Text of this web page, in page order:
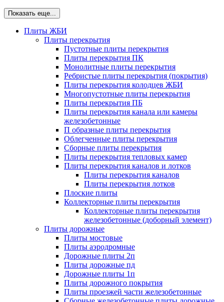
Показать еще...
Плиты ЖБИ
Плиты перекрытия
Пустотные плиты перекрытия
Плиты перекрытия ПК
Монолитные плиты перекрытия
Ребристые плиты перекрытия (покрытия)
Плиты перекрытия колодцев ЖБИ
Многопустотные плиты перекрытия
Плиты перекрытия ПБ
Плиты перекрытия канала или камеры
железобетонные
П образные плиты перекрытия
Облегченные плиты перекрытия
Сборные плиты перекрытия
Плиты перекрытия тепловых камер
Плиты перекрытия каналов и лотков
Плиты перекрытия каналов
Плиты перекрытия лотков
Плоские плиты
Коллекторные плиты перекрытия
Коллекторные плиты перекрытия
железобетонные (доборный элемент)
Плиты дорожные
Плиты мостовые
Плиты аэродромные
Дорожные плиты 2п
Плиты дорожные пд
Дорожные плиты 1п
Плиты дорожного покрытия
Плиты проезжей части железобетонные